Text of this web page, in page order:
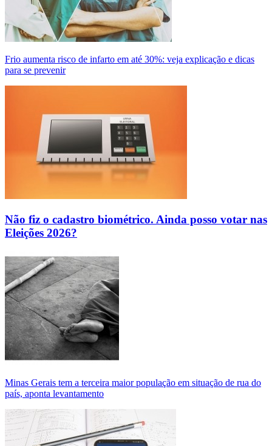
Frio aumenta risco de infarto em até 30%: veja explicação e dicas
para se prevenir
Não fiz o cadastro biométrico. Ainda posso votar nas
Eleições 2026?
Minas Gerais tem a terceira maior população em situação de rua do
país, aponta levantamento